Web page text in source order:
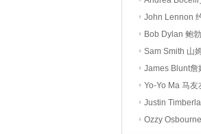
利John Lennon
Bob Dylan 鲍
Sam Smith 山
James Blunt詹
Yo-Yo Ma 马友
Justin
Ozzy